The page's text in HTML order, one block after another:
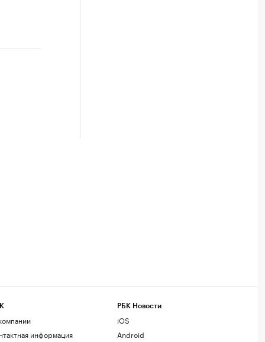
информация
РБК Новости
iOS
Android